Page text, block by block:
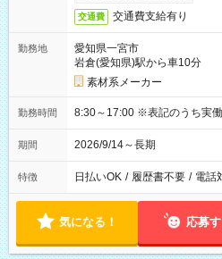
交通費 交通費支給有り
勤務地
愛知県一宮市
岩倉(愛知県)駅から車10分
素材系メーカー
勤務時間 8:30～17:00 ※表記のう
期間 2026/9/14～長期
特徴 日払いOK / 履歴書不要 / 電話
気になる！ 応募